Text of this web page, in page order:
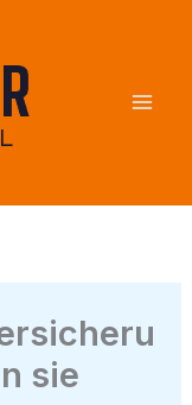
sie